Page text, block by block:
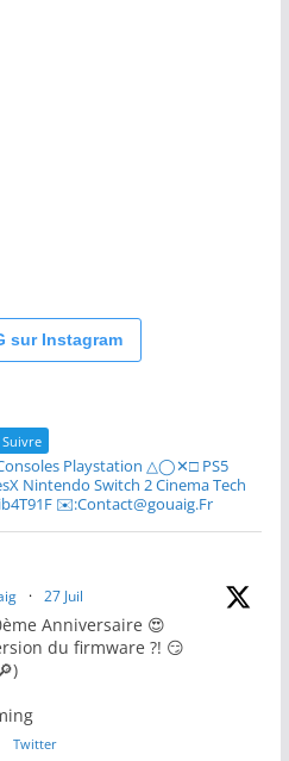
sur Instagram
Suivre
Playstation △◯✕□ PS5
Nintendo Switch 2 Cinema Tech
✉️:Contact@gouaig.Fr
· 27 Juil
Anniversaire 😍
du firmware ?! 😏
Twitter